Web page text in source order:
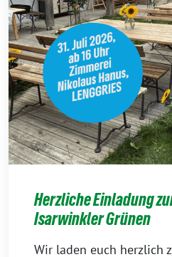
Herzliche Einladung
Isarwinkler Grünen
Wir laden euch herzlich